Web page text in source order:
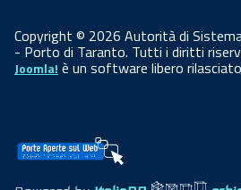
Copyright © 2026 Autorità di
- Porto di Taranto. Tutti i diritti
Joomla! è un software libero